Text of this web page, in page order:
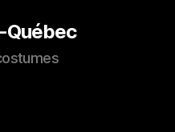
Québec